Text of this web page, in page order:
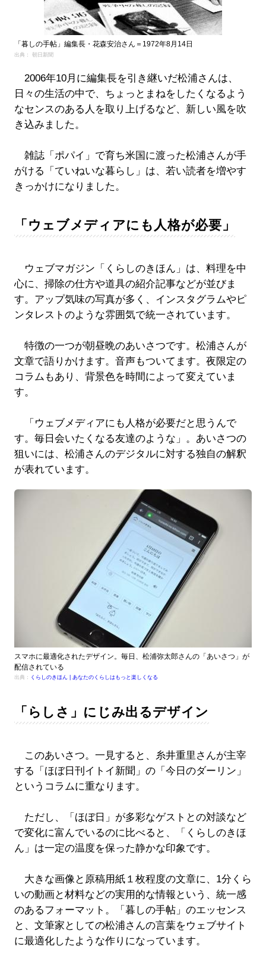
「暮しの手帖」編集長・花森安治さん＝1972年8月14日
出典： 朝日新聞
2006年10月に編集長を引き継いだ松浦さんは、
日々の生活の中で、ちょっとまねをしたくなるよう
なセンスのある人を取り上げるなど、新しい風を吹
き込みました。
雑誌「ポパイ」で育ち米国に渡った松浦さんが手
がける「ていねいな暮らし」は、若い読者を増やす
きっかけになりました。
「ウェブメディアにも人格が必要」
ウェブマガジン「くらしのきほん」は、料理を中
心に、掃除の仕方や道具の紹介記事などが並びま
す。アップ気味の写真が多く、インスタグラムやピ
ンタレストのような雰囲気で統一されています。
特徴の一つが朝昼晩のあいさつです。松浦さんが
文章で語りかけます。音声もついてます。夜限定の
コラムもあり、背景色を時間によって変えていま
す。
「ウェブメディアにも人格が必要だと思うんで
す。毎日会いたくなる友達のような」。あいさつの
狙いには、松浦さんのデジタルに対する独自の解釈
が表れています。
スマホに最適化されたデザイン。毎日、松浦弥太郎さんの「あいさつ」が
配信されている
出典： くらしのきほん | あなたのくらしはもっと楽しくなる
「らしさ」にじみ出るデザイン
このあいさつ。一見すると、糸井重里さんが主宰
する「ほぼ日刊イトイ新聞」の「今日のダーリン」
というコラムに重なります。
ただし、「ほぼ日」が多彩なゲストとの対談など
で変化に富んでいるのに比べると、「くらしのきほ
ん」は一定の温度を保った静かな印象です。
大きな画像と原稿用紙１枚程度の文章に、1分くら
いの動画と材料などの実用的な情報という、統一感
のあるフォーマット。「暮しの手帖」のエッセンス
と、文筆家としての松浦さんの言葉をウェブサイト
に最適化したような作りになっています。